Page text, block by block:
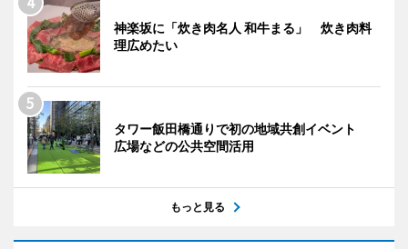
神楽坂に「炊き肉名人 和牛まる」 炊き肉料
理広めたい
タワー飯田橋通りで初の地域共創イベント
広場などの公共空間活用
もっと見る